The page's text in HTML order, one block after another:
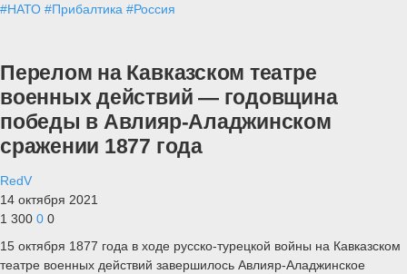
#НАТО #Прибалтика #Россия
Перелом на Кавказском театре
военных действий — годовщина
победы в Авлияр-Аладжинском
сражении 1877 года
RedV
14 октября 2021
1 300 0 0
15 октября 1877 года в ходе русско-турецкой войны на Кавказском
театре военных действий завершилось Авлияр-Аладжинское